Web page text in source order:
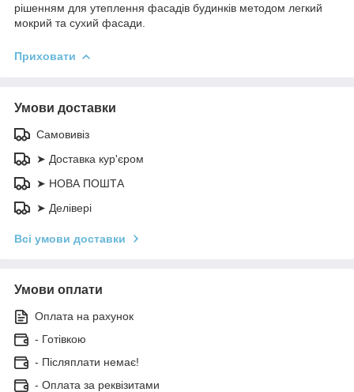
рішенням для утеплення фасадів будинків методом легкий
мокрий та сухий фасади.
Приховати
Умови доставки
Самовивіз
➤ Доставка кур'єром
➤ НОВА ПОШТА
➤ Делівері
Всі умови доставки
Умови оплати
Оплата на рахунок
- Готівкою
- Післяплати немає!
- Оплата за реквізитами